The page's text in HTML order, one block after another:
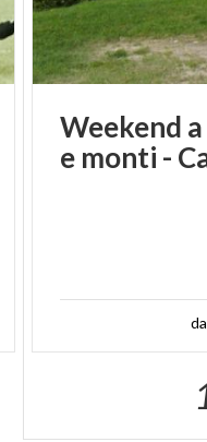
Weekend a
e monti -
da